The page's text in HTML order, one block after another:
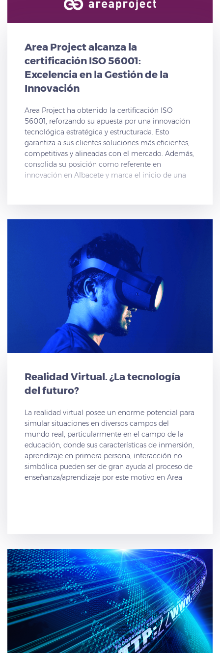
Area Project alcanza la
certificación ISO 56001:
Excelencia en la Gestión de la
Innovación
Area Project ha obtenido la certificación ISO
56001, reforzando su apuesta por una innovación
tecnológica estratégica y estructurada. Esto
garantiza a sus clientes soluciones más eficientes,
competitivas y alineadas con el mercado. Además,
consolida su posición como referente en
innovación en Albacete y marca el inicio de una
Realidad Virtual. ¿La tecnología
del futuro?
La realidad virtual posee un enorme potencial para
simular situaciones en diversos campos del
mundo real, particularmente en el campo de la
educación, donde sus características de inmersión,
aprendizaje en primera persona, interacción no
simbólica pueden ser de gran ayuda al proceso de
enseñanza/aprendizaje por este motivo en Area
soluciones y servicios nuevos para nuestros
clientes. En el área de la realidad virtual,
proporcionamos a nuestros clientes visores de
realidad virtual, realizamos talleres y cursos de
formación para sacar el máximo partido a los
visores y, además, hemos creado un curso de
Realidad Virtual en las aulas de la formación
profesional para los profesores de la Junta de
Castilla-La Mancha.